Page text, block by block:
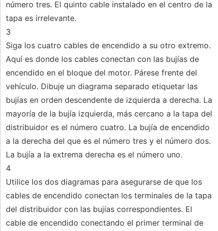
número tres. El quinto cable instalado en el centro de la
tapa es irrelevante.
3
Siga los cuatro cables de encendido a su otro extremo.
Aquí es donde los cables conectan con las bujías de
encendido en el bloque del motor. Párese frente del
vehículo. Dibuje un diagrama separado etiquetar las
bujías en orden descendente de izquierda a derecha. La
mayoría de la bujía izquierda, más cercano a la tapa del
distribuidor es el número cuatro. La bujía de encendido
a la derecha del que es el número tres y el número dos.
La bujía a la extrema derecha es el número uno.
4
Utilice los dos diagramas para asegurarse de que los
cables de encendido conectan los terminales de la tapa
del distribuidor con las bujías correspondientes. El
cable de encendido conectando el primer terminal de